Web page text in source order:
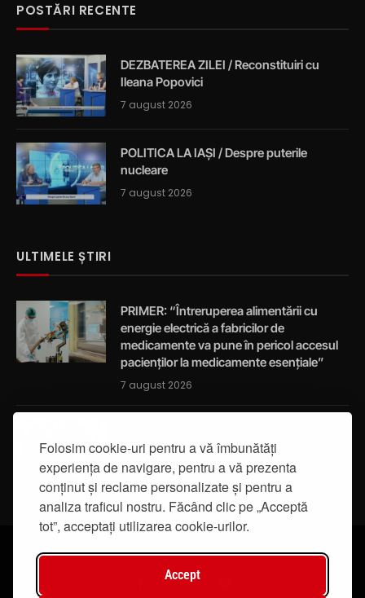
Folosim cookie-uri pentru a vă îmbunătăți
experiența de navigare, pentru a vă prezenta
conținut și reclame personalizate și pentru a
analiza traficul nostru. Făcând clic pe „Acceptă
tot”, acceptați utilizarea cookie-urilor.
Accept
POSTĂRI RECENTE
DEZBATEREA ZILEI / Reconstituiri cu
Ileana Popovici
7 august 2026
POLITICA LA IAȘI / Despre puterile
nucleare
7 august 2026
ULTIMELE ȘTIRI
PRIMER: “Întreruperea alimentării cu
energie electrică a fabricilor de
medicamente va pune în pericol accesul
pacienților la medicamente esențiale”
7 august 2026
integrității
7 august 2026